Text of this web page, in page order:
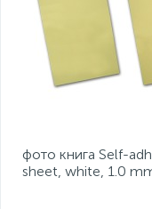
фото книга Self-
sheet, white, 1.0